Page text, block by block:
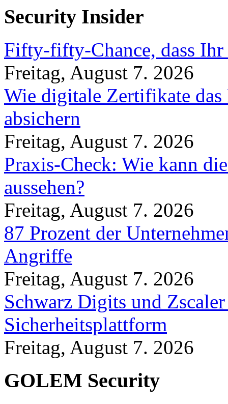
Security Insider
Fifty-fifty-Chance, dass
Freitag, August 7. 2026
Wie digitale Zertifikate
absichern
Freitag, August 7. 2026
Praxis-Check: Wie kann
aussehen?
Freitag, August 7. 2026
87 Prozent der
Angriffe
Freitag, August 7. 2026
Schwarz Digits und
Sicherheitsplattform
Freitag, August 7. 2026
GOLEM Security